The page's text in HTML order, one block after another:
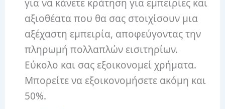
για να κάνετε κράτηση για εμπειρίες και
αξιοθέατα που θα σας στοιχίσουν μια
αξέχαστη εμπειρία, αποφεύγοντας την
πληρωμή πολλαπλών εισιτηρίων.
Εύκολο και σας εξοικονομεί χρήματα.
Μπορείτε να εξοικονομήσετε ακόμη και
50%.